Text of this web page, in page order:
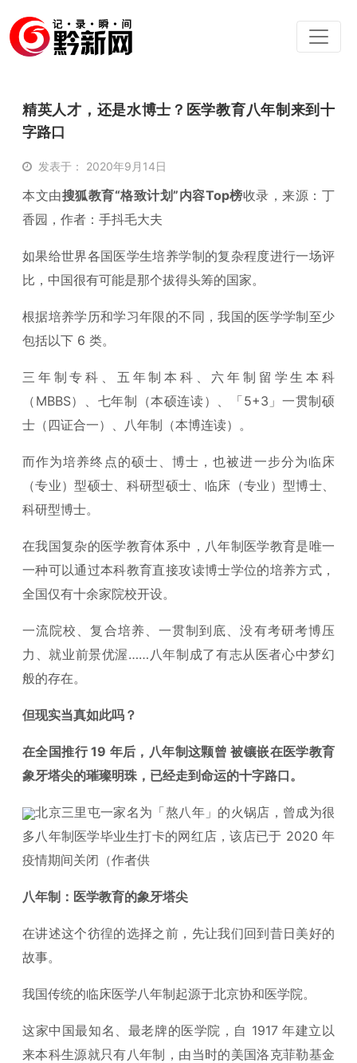
精英人才，还是水博士？医学教育八年制来到十
字路口
发表于： 2020年9月14日
本文由搜狐教育“格致计划”内容Top榜收录，来源：丁
香园，作者：手抖毛大夫
如果给世界各国医学生培养学制的复杂程度进行一场评
比，中国很有可能是那个拔得头筹的国家。
根据培养学历和学习年限的不同，我国的医学学制至少
包括以下 6 类。
三年制专科、五年制本科、六年制留学生本科
（MBBS）、七年制（本硕连读）、「5+3」一贯制硕
士（四证合一）、八年制（本博连读）。
而作为培养终点的硕士、博士，也被进一步分为临床
（专业）型硕士、科研型硕士、临床（专业）型博士、
科研型博士。
在我国复杂的医学教育体系中，八年制医学教育是唯一
一种可以通过本科教育直接攻读博士学位的培养方式，
全国仅有十余家院校开设。
一流院校、复合培养、一贯制到底、没有考研考博压
力、就业前景优渥……八年制成了有志从医者心中梦幻
般的存在。
但现实当真如此吗？
在全国推行 19 年后，八年制这颗曾 被镶嵌在医学教育
象牙塔尖的璀璨明珠，已经走到命运的十字路口。
北京三里屯一家名为「熬八年」的火锅店，曾成为很
多八年制医学毕业生打卡的网红店，该店已于 2020 年
疫情期间关闭（作者供
八年制：医学教育的象牙塔尖
在讲述这个彷徨的选择之前，先让我们回到昔日美好的
故事。
我国传统的临床医学八年制起源于北京协和医学院。
这家中国最知名、最老牌的医学院，自 1917 年建立以
来本科生源就只有八年制，由当时的美国洛克菲勒基金